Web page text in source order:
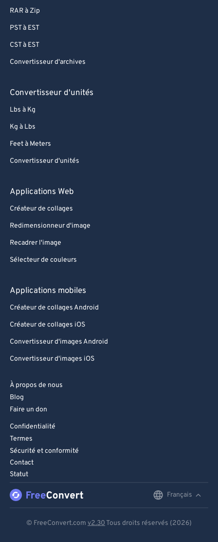
RAR à Zip
PST à EST
CST à EST
Convertisseur d'archives
Convertisseur d'unités
Lbs à Kg
Kg à Lbs
Feet à Meters
Convertisseur d'unités
Applications Web
Créateur de collages
Redimensionneur d'image
Recadrer l'image
Sélecteur de couleurs
Applications mobiles
Créateur de collages Android
Créateur de collages iOS
Convertisseur d'images Android
Convertisseur d'images iOS
À propos de nous
Blog
Faire un don
Confidentialité
Termes
Sécurité et conformité
Contact
Statut
Français
© FreeConvert.com v2.30 Tous droits réservés (2026)